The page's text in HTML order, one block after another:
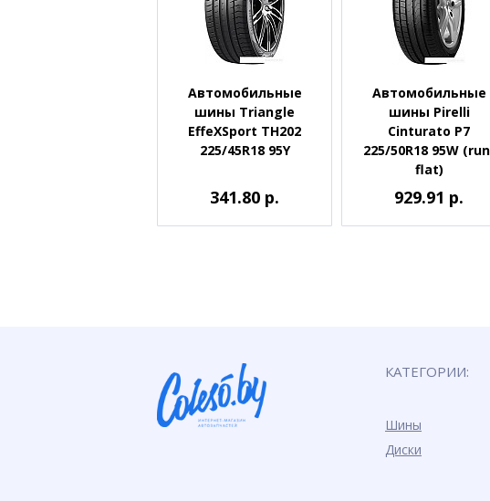
Автомобильные
шины Triangle
EffeXSport TH202
225/45R18 95Y
341.80 р.
Автомобильные
шины Pirelli
Cinturato P7
225/50R18 95W
flat)
929.91 р.
КАТЕГОРИИ:
Шины
Диски